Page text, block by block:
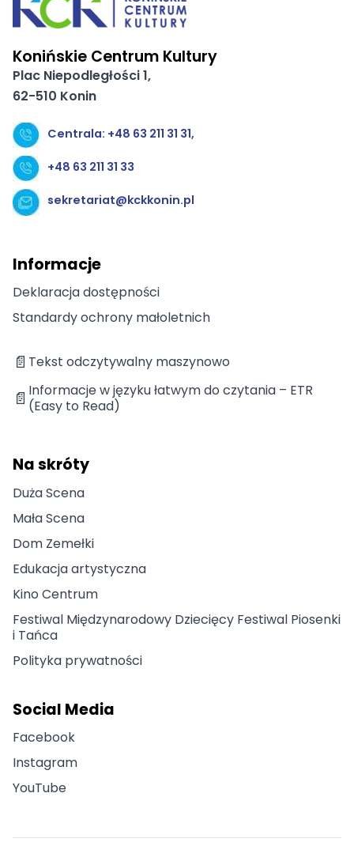
Konińskie Centrum Kultury
Plac Niepodległości 1,
62-510 Konin
Centrala: +48 63 211 31 31,
+48 63 211 31 33
sekretariat@kckkonin.pl
Informacje
Deklaracja dostępności
Standardy ochrony małoletnich
📄 Tekst odczytywalny maszynowo
📄 Informacje w języku łatwym do czytania – ETR
(Easy to Read)
Na skróty
Duża Scena
Mała Scena
Dom Zemełki
Edukacja artystyczna
Kino Centrum
Festiwal Międzynarodowy Dziecięcy Festiwal Piosenki
i Tańca
Polityka prywatności
Social Media
Facebook
Instagram
YouTube